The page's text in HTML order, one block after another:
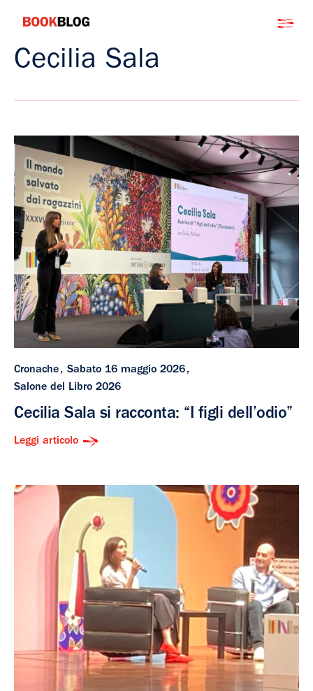
contenuto
Bookblog
Cecilia Sala
Cronache
Sabato 16 maggio 2026
Salone del Libro 2026
Cecilia Sala si racconta: “I figli dell’odio”
Leggi articolo